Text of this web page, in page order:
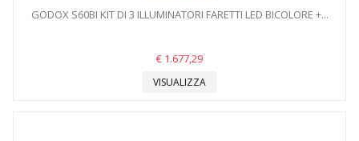
GODOX S60BI KIT DI 3 ILLUMINATORI FARETTI LED BICOLORE +...
€ 1.677,29
VISUALIZZA